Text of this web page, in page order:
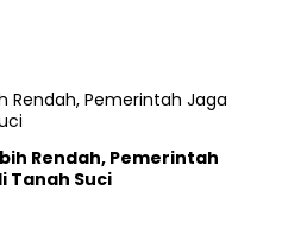
Rendah, Pemerintah
Tanah Suci